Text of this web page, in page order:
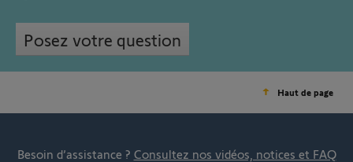
Posez votre question
Haut de page
Besoin d’assistance ? Consultez nos vidéos, notices et FAQ